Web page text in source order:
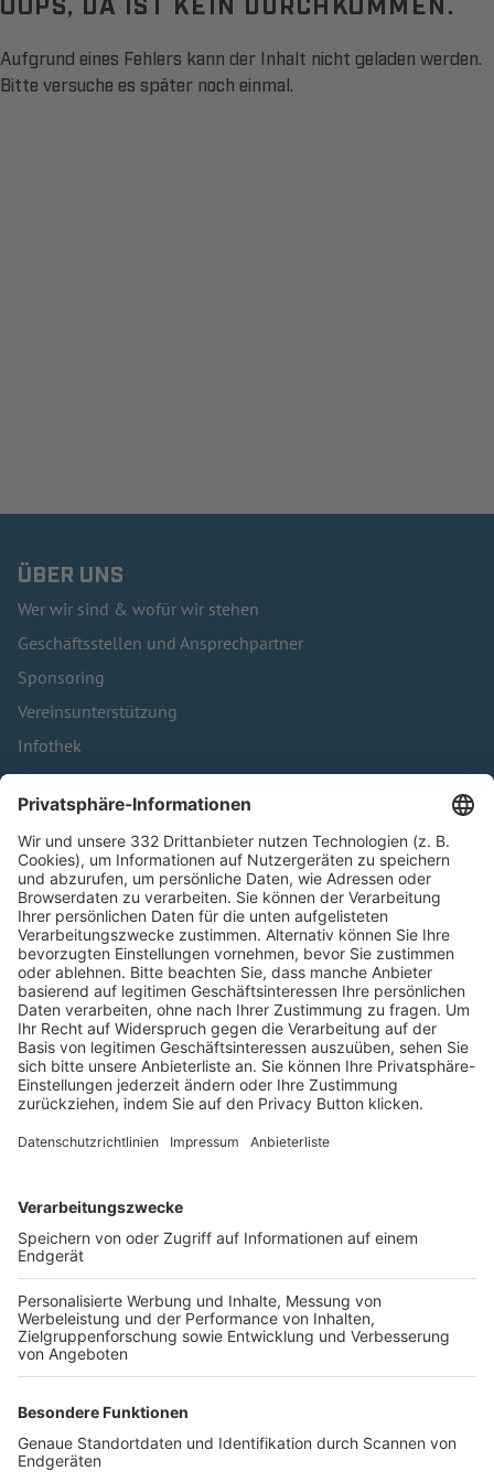
Aufgrund eines Fehlers kann der Inhalt nicht geladen werden.
Bitte versuche es später noch einmal.
ÜBER UNS
Wer wir sind & wofür wir stehen
Geschäftsstellen und Ansprechpartner
Sponsoring
Vereinsunterstützung
Infothek
Kontakt
HÄUFIG BESUCHTE SEITEN
Pässe und Vereinswechsel
Trainerausbildung
Schulungsangebot Vereinsmitarbeiter
BFV-Geschäftsstellen
Trainerbörse
Login SpielPlus
FOLGE DEM BFV
TOP-VEREINE
TOP-PARTNER